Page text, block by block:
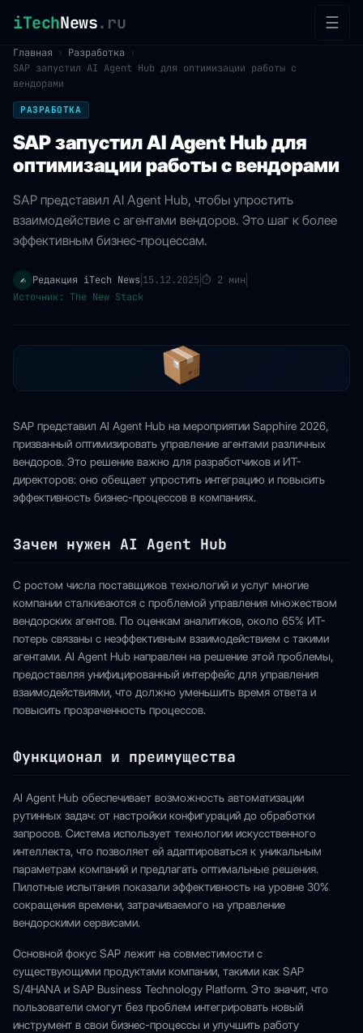
iTechNews.ru ☰
Главная › Разработка
›
SAP запустил AI Agent Hub для оптимизации работы с
вендорами
РАЗРАБОТКА
SAP запустил AI Agent Hub для
оптимизации работы с вендорами
SAP представил AI Agent Hub, чтобы упростить
взаимодействие с агентами вендоров. Это шаг к более
эффективным бизнес-процессам.
✍️ Редакция iTech News 15.12.2025 ⏱ 2 мин
Источник: The New Stack
SAP представил AI Agent Hub на мероприятии Sapphire 2026,
призванный оптимизировать управление агентами различных
вендоров. Это решение важно для разработчиков и ИТ-
директоров: оно обещает упростить интеграцию и повысить
эффективность бизнес-процессов в компаниях.
Зачем нужен AI Agent Hub
С ростом числа поставщиков технологий и услуг многие
компании сталкиваются с проблемой управления множеством
вендорских агентов. По оценкам аналитиков, около 65% ИТ-
потерь связаны с неэффективным взаимодействием с такими
агентами. AI Agent Hub направлен на решение этой проблемы,
предоставляя унифицированный интерфейс для управления
взаимодействиями, что должно уменьшить время ответа и
повысить прозраченность процессов.
Функционал и преимущества
AI Agent Hub обеспечивает возможность автоматизации
рутинных задач: от настройки конфигураций до обработки
запросов. Система использует технологии искусственного
интеллекта, что позволяет ей адаптироваться к уникальным
параметрам компаний и предлагать оптимальные решения.
Пилотные испытания показали эффективность на уровне 30%
сокращения времени, затрачиваемого на управление
вендорскими сервисами.
Основной фокус SAP лежит на совместимости с
существующими продуктами компании, такими как SAP
S/4HANA и SAP Business Technology Platform. Это значит, что
пользователи смогут без проблем интегрировать новый
инструмент в свои бизнес-процессы и улучшить работу